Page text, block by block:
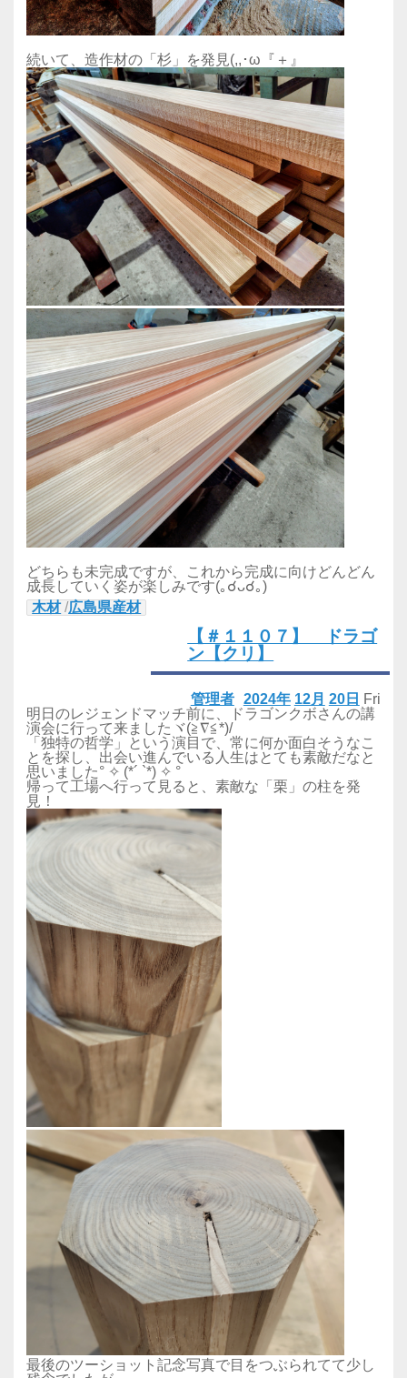
続いて、造作材の「杉」を発見(,,･ω『＋』ゞ
どちらも未完成ですが、これから完成に向けどんどん
成長していく姿が楽しみです(｡☌ᴗ☌｡)
木材/広島県産材
【＃１１０７】 ドラゴ
ン【クリ】
2024年 12月 20日 Fri
管理者
明日のレジェンドマッチ前に、ドラゴンクボさんの講
演会に行って来ましたヾ(≧∇≦*)/
「独特の哲学」という演目で、常に何か面白そうなこ
とを探し、出会い進んでいる人生はとても素敵だなと
思いました° ✧ (*´ `*) ✧ °
帰って工場へ行って見ると、素敵な「栗」の柱を発
見！
最後のツーショット記念写真で目をつぶられてて少し